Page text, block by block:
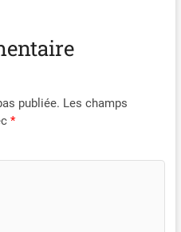
publiée. Les champs
*